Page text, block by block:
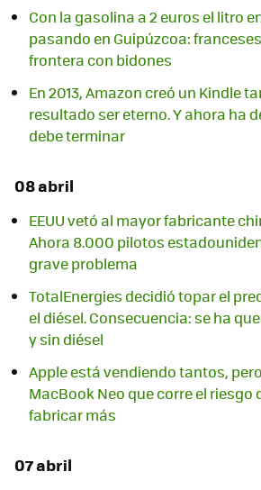
Con la gasolina a 2 euros el litro
pasando en Guipúzcoa:
frontera con bidones
En 2013, Amazon creó un Kindle
resultado ser eterno. Y ahora ha
debe terminar
08 abril
EEUU vetó al mayor fabricante
Ahora 8.000 pilotos
grave problema
TotalEnergies decidió topar el
el diésel. Consecuencia: se ha
y sin diésel
Apple está vendiendo tantos,
MacBook Neo que corre el riesgo
fabricar más
07 abril